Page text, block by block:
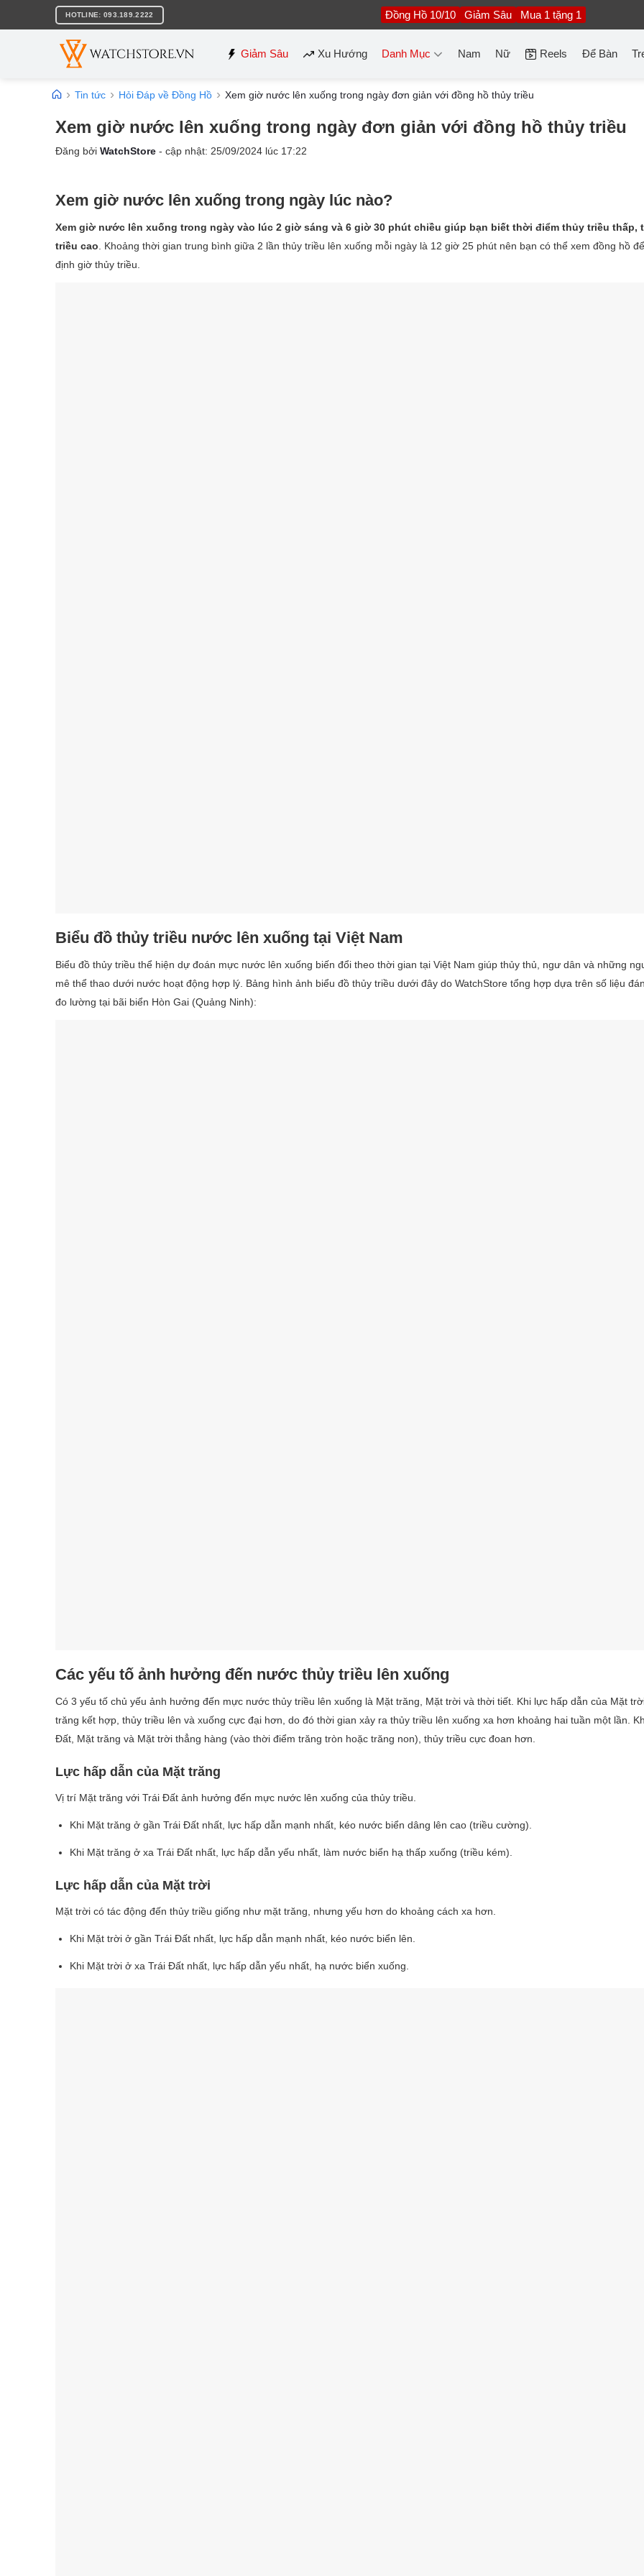
nội
HOTLINE: 093.189.2222 Đồng Hồ 10/10 Giảm Sâu Mua 1 tặng 1
Giảm Sâu Xu Hướng Danh Mục Nam Nữ Reels Để Bàn
Tin tức Hỏi Đáp về Đồng Hồ Xem giờ nước lên xuống trong ngày đơn giản với đồng hồ thủy triều
Xem giờ nước lên xuống trong ngày đơn giản với đồng hồ thủy triều
Đăng bởi WatchStore - cập nhật: 25/09/2024 lúc 17:22
Xem giờ nước lên xuống trong ngày lúc nào?
Xem giờ nước lên xuống trong ngày vào lúc 2 giờ sáng và 6 giờ 30 phút chiều giúp bạn biết thời điểm thủy triều thấp,
triều cao . Khoảng thời gian trung bình giữa 2 lần thủy triều lên xuống mỗi ngày là 12 giờ 25 phút nên bạn có thể xem đồng hồ
định giờ thủy triều.
Biểu đồ thủy triều nước lên xuống tại Việt Nam
Biểu đồ thủy triều thể hiện dự đoán mực nước lên xuống biến đổi theo thời gian tại Việt Nam giúp thủy thủ, ngư dân và những
mê thể thao dưới nước hoạt động hợp lý. Bảng hình ảnh biểu đồ thủy triều dưới đây do WatchStore tổng hợp dựa trên số liệu
đo lường tại bãi biển Hòn Gai (Quảng Ninh):
Các yếu tố ảnh hưởng đến nước thủy triều lên xuống
Có 3 yếu tố chủ yếu ảnh hưởng đến mực nước thủy triều lên xuống là Mặt trăng, Mặt trời và thời tiết. Khi lực hấp dẫn của Mặt
trăng kết hợp, thủy triều lên và xuống cực đại hơn, do đó thời gian xảy ra thủy triều lên xuống xa hơn khoảng hai tuần một lần.
Đất, Mặt trăng và Mặt trời thẳng hàng (vào thời điểm trăng tròn hoặc trăng non), thủy triều cực đoan hơn.
Lực hấp dẫn của Mặt trăng
Vị trí Mặt trăng với Trái Đất ảnh hưởng đến mực nước lên xuống của thủy triều.
Khi Mặt trăng ở gần Trái Đất nhất, lực hấp dẫn mạnh nhất, kéo nước biển dâng lên cao (triều cường).
Khi Mặt trăng ở xa Trái Đất nhất, lực hấp dẫn yếu nhất, làm nước biển hạ thấp xuống (triều kém).
Lực hấp dẫn của Mặt trời
Mặt trời có tác động đến thủy triều giống như mặt trăng, nhưng yếu hơn do khoảng cách xa hơn.
Khi Mặt trời ở gần Trái Đất nhất, lực hấp dẫn mạnh nhất, kéo nước biển lên.
Khi Mặt trời ở xa Trái Đất nhất, lực hấp dẫn yếu nhất, hạ nước biển xuống.